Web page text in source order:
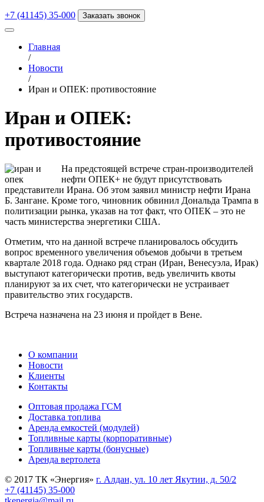
+7 (41145) 35-000 Заказать звонок
Главная
/
Новости
/
Иран и ОПЕК: противостояние
Иран и ОПЕК:
противостояние
На предстоящей встрече стран-производителей
нефти ОПЕК+ не будут присутствовать
представители Ирана. Об этом заявил министр нефти Ирана
Б. Зангане. Кроме того, чиновник обвинил Дональда Трампа в
политизации рынка, указав на тот факт, что ОПЕК – это не
часть министерства энергетики США.
Отметим, что на данной встрече планировалось обсудить
вопрос временного увеличения объемов добычи в третьем
квартале 2018 года. Однако ряд стран (Иран, Венесуэла, Ирак)
выступают категорически против, ведь увеличить квоты
планируют за их счет, что категорически не устраивает
правительство этих государств.
Встреча назначена на 23 июня и пройдет в Вене.
О компании
Новости
Клиенты
Контакты
Оптовая продажа ГСМ
Доставка топлива
Аренда емкостей (модулей)
Топливные карты (корпоративные)
Топливные карты (бонусные)
Аренда вертолета
© 2017 ТК «Энергия» г. Алдан, ул. 10 лет Якутии, д. 50/2
+7 (41145) 35-000